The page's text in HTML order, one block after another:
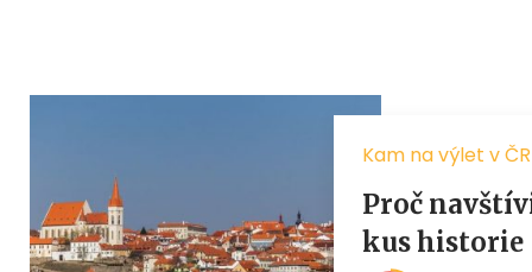
Kam na výlet v ČR
Proč
kus historie